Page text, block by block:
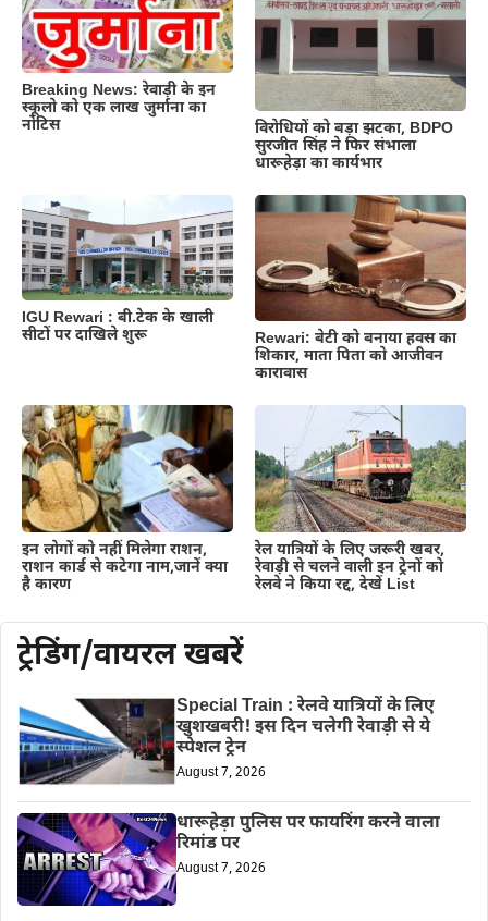
Breaking News: रेवाड़ी के इन
स्कूलो को एक लाख जुर्माना का
नोटिस
विरोधियों को बड़ा झटका, BDPO
सुरजीत सिंह ने फिर संभाला
धारूहेड़ा का कार्यभार
IGU Rewari : बी.टेक के खाली
सीटों पर दाखिले शुरू
Rewari: बेटी को बनाया हवस का
शिकार, माता पिता को आजीवन
कारावास
इन लोगों को नहीं मिलेगा राशन,
राशन कार्ड से कटेगा नाम,जानें क्या
है कारण
रेल यात्रियों के लिए जरूरी खबर,
रेवाड़ी से चलने वाली इन ट्रेनों को
रेलवे ने किया रद्द, देखें List
ट्रेडिंग/वायरल खबरें
Special Train : रेलवे यात्रियों के लिए
खुशखबरी! इस दिन चलेगी रेवाड़ी से ये
स्पेशल ट्रेन
August 7, 2026
धारूहेड़ा पुलिस पर फायरिंग करने वाला
रिमांड पर
August 7, 2026